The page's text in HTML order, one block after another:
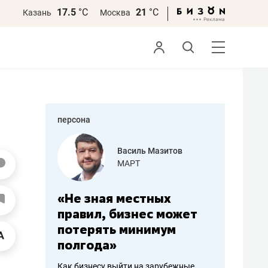
Казань 17.5 °С Москва 21 °С
персона
работа
Василь Мазитов
МАРТ
«Не зная местных
правил, бизнес может
потерять минимум
полгода»